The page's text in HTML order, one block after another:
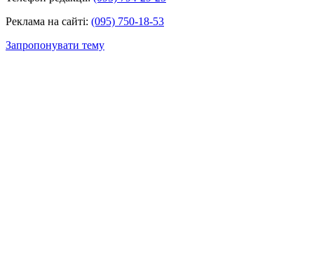
Реклама на сайті: (095) 750-18-53
Запропонувати тему